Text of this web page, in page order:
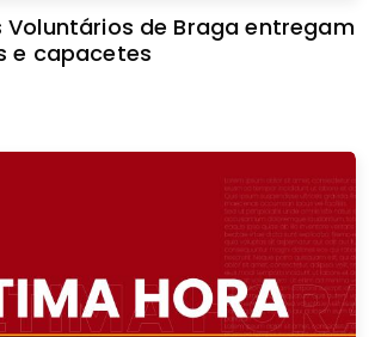
Voluntários de Braga entregam
e capacetes